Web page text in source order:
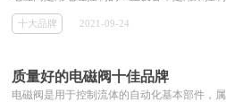
十大品牌 2021-09-24
质量好的电磁阀十佳品牌